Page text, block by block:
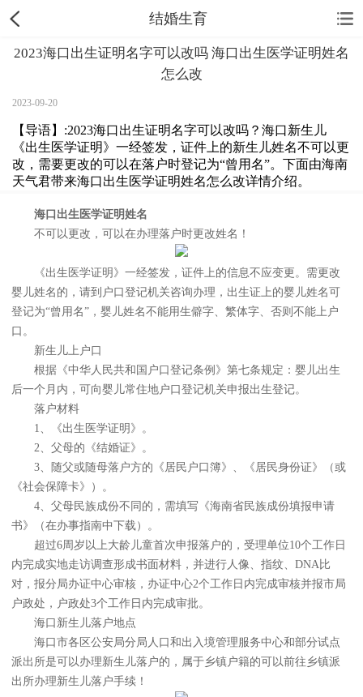
结婚生育
2023海口出生证明名字可以改吗 海口出生医学证明姓名
怎么改
2023-09-20
【导语】:2023海口出生证明名字可以改吗？海口新生儿
《出生医学证明》一经签发，证件上的新生儿姓名不可以更
改，需要更改的可以在落户时登记为“曾用名”。下面由海南
天气君带来海口出生医学证明姓名怎么改详情介绍。
海口出生医学证明姓名
不可以更改，可以在办理落户时更改姓名！
《出生医学证明》一经签发，证件上的信息不应变更。需更改
婴儿姓名的，请到户口登记机关咨询办理，出生证上的婴儿姓名可
登记为“曾用名”，婴儿姓名不能用生僻字、繁体字、否则不能上户
口。
新生儿上户口
根据《中华人民共和国户口登记条例》第七条规定：婴儿出生
后一个月内，可向婴儿常住地户口登记机关申报出生登记。
落户材料
1、《出生医学证明》。
2、父母的《结婚证》。
3、随父或随母落户方的《居民户口簿》、《居民身份证》（或
《社会保障卡》）。
4、父母民族成份不同的，需填写《海南省民族成份填报申请
书》（在办事指南中下载）。
超过6周岁以上大龄儿童首次申报落户的，受理单位10个工作日
内完成实地走访调查形成书面材料，并进行人像、指纹、DNA比
对，报分局办证中心审核，办证中心2个工作日内完成审核并报市局
户政处，户政处3个工作日内完成审批。
海口新生儿落户地点
海口市各区公安局分局人口和出入境管理服务中心和部分试点
派出所是可以办理新生儿落户的，属于乡镇户籍的可以前往乡镇派
出所办理新生儿落户手续！